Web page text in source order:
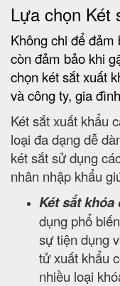
Lựa chọn Két
Không chi để
còn đảm bảo khi
chọn két sắt xuất
và công ty, gia
Két sắt xuất khẩu
loại đa dạng dễ
két sắt sử dụng
nhân nhập khẩu
Két sắt
dụng phổ
sự tiện dụng
tử xuất khẩu
nhiều loại